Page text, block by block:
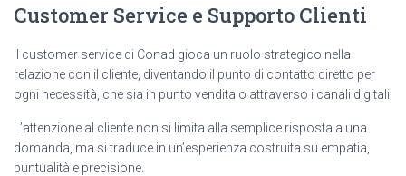
Customer Service e Supporto Clienti
Il customer service di Conad gioca un ruolo strategico nella
relazione con il cliente, diventando il punto di contatto diretto per
ogni necessità, che sia in punto vendita o attraverso i canali digitali.
L’attenzione al cliente non si limita alla semplice risposta a una
domanda, ma si traduce in un’esperienza costruita su empatia,
puntualità e precisione.